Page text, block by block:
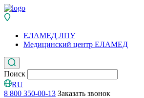
ЕЛАМЕД ЛПУ
Медицинский центр ЕЛАМЕД
Поиск
RU
8 800 350-00-13 Заказать звонок